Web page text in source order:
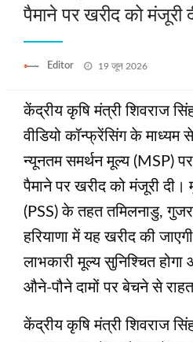
पैमाने पर खरीद को मंजूरी
Editor
Posted
19 जून 2026
केंद्रीय कृषि मंत्री शिवराज
वीडियो कॉन्फ्रेंसिंग के माध्यम
न्यूनतम समर्थन मूल्य (MSP)
पैमाने पर खरीद को मंजूरी दी।
(PSS) के तहत तमिलनाडु,
हरियाणा में यह खरीद की
लाभकारी मूल्य सुनिश्चित
औने-पौने दामों पर बेचने से
केंद्रीय कृषि मंत्री शिवराज